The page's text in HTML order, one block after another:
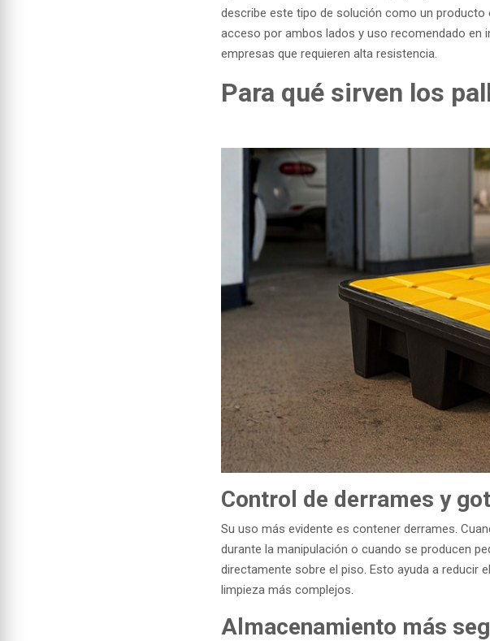
describe este tipo de solución como un producto
acceso por ambos lados y uso recomendado en
empresas que requieren alta resistencia.
Para qué sirven los
Control de derrames y
Su uso más evidente es contener derrames.
durante la manipulación o cuando se producen
directamente sobre el piso. Esto ayuda a reducir
limpieza más complejos.
Almacenamiento más